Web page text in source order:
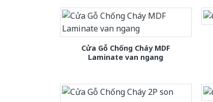
Cửa Gỗ Chống Cháy MDF
Laminate van ngang